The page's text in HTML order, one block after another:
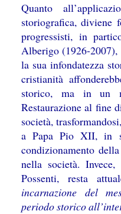
Quanto
storiografica, diviene
progressisti, in
Alberigo (1926-
la sua infondatezza
cristianità
storico, ma in un
Restaurazione al fine
società,
a Papa Pio XII, in
condizionamento
nella società.
Possenti, resta
incarnazione del
periodo storico